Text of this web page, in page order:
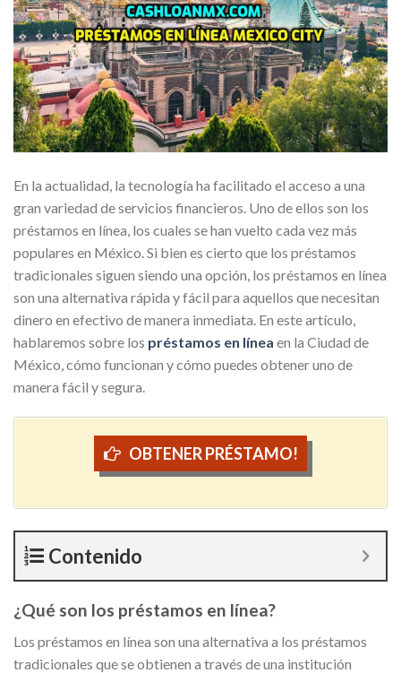
En la actualidad, la tecnología ha facilitado el acceso a una
gran variedad de servicios financieros. Uno de ellos son los
préstamos en línea, los cuales se han vuelto cada vez más
populares en México. Si bien es cierto que los préstamos
tradicionales siguen siendo una opción, los préstamos en línea
son una alternativa rápida y fácil para aquellos que necesitan
dinero en efectivo de manera inmediata. En este artículo,
hablaremos sobre los préstamos en línea en la Ciudad de
México, cómo funcionan y cómo puedes obtener uno de
manera fácil y segura.
OBTENER PRÉSTAMO!
Contenido
¿Qué son los préstamos en línea?
Los préstamos en línea son una alternativa a los préstamos
tradicionales que se obtienen a través de una institución